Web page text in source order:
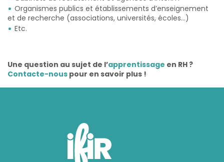
Organismes publics et établissements d’enseignement
et de recherche (associations, universités, écoles…)
Etc.
Une question au sujet de l’apprentissage en RH ?
Contacte-nous pour en savoir plus !